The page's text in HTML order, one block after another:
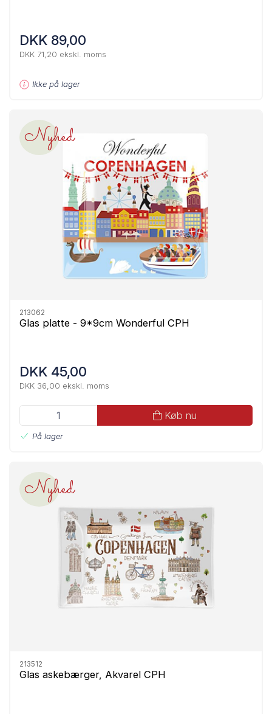
DKK 89,00
DKK 71,20 ekskl. moms
Ikke på lager
Nyhed
213062
Glas platte - 9*9cm Wonderful CPH
DKK 45,00
DKK 36,00 ekskl. moms
Køb nu
På lager
Nyhed
213512
Glas askebærger, Akvarel CPH